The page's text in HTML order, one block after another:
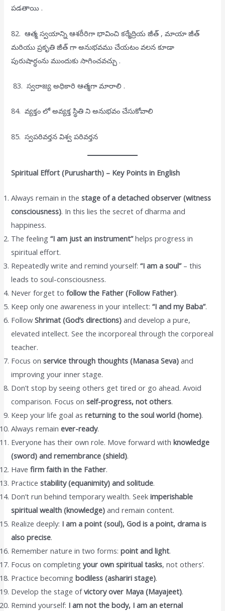
పడతాయి .
82. ఆత్మ స్వయాన్ని ఆశరీరిగా భావించి కర్మేద్రియ జీత్ , మాయా జీత్
మరియు ప్రకృతి జీత్ గా అనుభవము చేయటం వలన కూడా
పురుషార్ధంను ముందుకు సాగించవచ్చు .
83. స్వరాజ్య అధికారి ఆత్మగా మారాలి .
84. వ్యక్తం లో అవ్యక్త స్థితి ని అనుభవం చేసుకోవాలి
85. స్వపరివర్తన విశ్వ పరివర్తన
Spiritual Effort (Purusharth) – Key Points in English
Always remain in thestage of a detached observer (witness
consciousness). In this lies the secret of dharma and
happiness.
The feeling“I am just an instrument”helps progress in
spiritual effort.
Repeatedly write and remind yourself:“I am a soul”– this
leads to soul-consciousness.
Never forget tofollow the Father (Follow Father).
Keep only one awareness in your intellect:“I and my Baba”.
FollowShrimat (God’s directions) and develop a pure,
elevated intellect. See the incorporeal through the corporeal
teacher.
Focus onservice through thoughts (Manasa Seva) and
improving your inner stage.
Don’t stop by seeing others get tired or go ahead. Avoid
comparison. Focus onself-progress, not others.
Keep your life goal asreturning to the soul world (home).
Always remainever-ready.
Everyone has their own role. Move forward withknowledge
(sword) and remembrance (shield).
Havefirm faith in the Father.
Practicestability (equanimity) and solitude.
Don’t run behind temporary wealth. Seekimperishable
spiritual wealth (knowledge) and remain content.
Realize deeply: I am a point (soul), God is a point, drama is
also precise.
Remember nature in two forms:point and light.
Focus on completingyour own spiritual tasks, not others’.
Practice becomingbodiless (ashariri stage).
Develop the stage ofvictory over Maya (Mayajeet).
Remind yourself: I am not the body, I am an eternal